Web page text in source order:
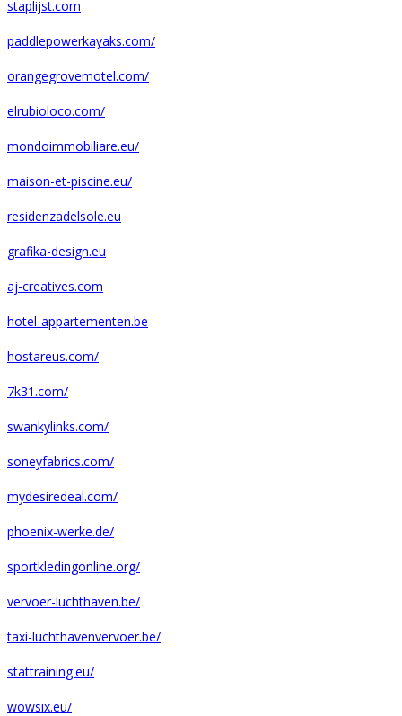
staplijst.com
paddlepowerkayaks.com/
orangegrovemotel.com/
elrubioloco.com/
mondoimmobiliare.eu/
maison-et-piscine.eu/
residenzadelsole.eu
grafika-design.eu
aj-creatives.com
hotel-appartementen.be
hostareus.com/
7k31.com/
swankylinks.com/
soneyfabrics.com/
mydesiredeal.com/
phoenix-werke.de/
sportkledingonline.org/
vervoer-luchthaven.be/
taxi-luchthavenvervoer.be/
stattraining.eu/
wowsix.eu/